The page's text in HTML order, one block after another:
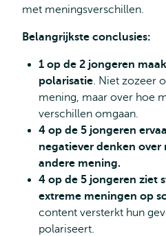
met meningsverschillen.
Belangrijkste conclusies:
1 op de 2 jongeren
polarisatie. Niet zozeer
mening, maar over hoe
verschillen omgaan.
4 op de 5 jongeren
negatiever denken over
andere mening.
4 op de 5 jongeren ziet
extreme meningen op
content versterkt hun
polariseert.